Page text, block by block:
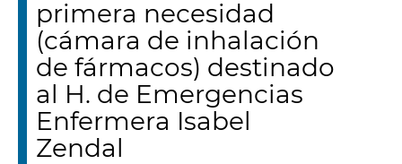
primera necesidad
(cámara de inhalación
de fármacos) destinado
al H. de Emergencias
Enfermera Isabel
Zendal